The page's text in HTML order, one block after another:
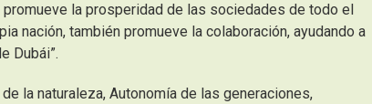
la prosperidad de las sociedades de todo el
nación, también promueve la colaboración, ayudando a
Dubái”.
la naturaleza, Autonomía de las generaciones,